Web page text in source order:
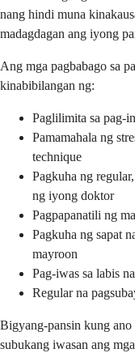
nang hindi muna
madagdagan ang iyong
Ang mga pagbabago sa
kinabibilangan ng:
Paglilimita sa pag-
Pamamahala ng
technique
Pagkuha ng
ng iyong doktor
Pagpapanatili ng
Pagkuha ng sapat
mayroon
Pag-iwas sa labis
Regular na
Bigyang-pansin kung
subukang iwasan ang